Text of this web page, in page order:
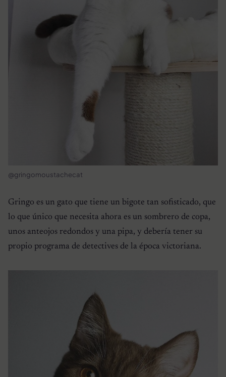
@gringomoustachecat
Gringo es un gato que tiene un bigote tan sofisticado, que
lo que único que necesita ahora es un sombrero de copa,
unos anteojos redondos y una pipa, y debería tener su
propio programa de detectives de la época victoriana.